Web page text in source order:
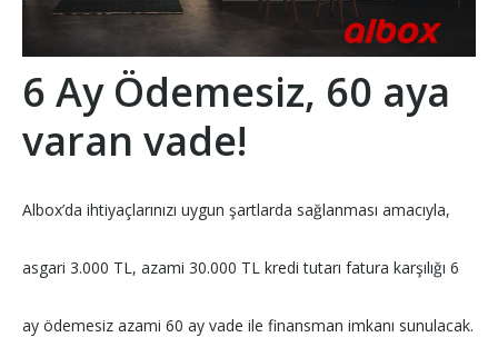
6 Ay Ödemesiz, 60 aya
varan vade!
Albox’da ihtiyaçlarınızı uygun şartlarda sağlanması amacıyla,
asgari 3.000 TL, azami 30.000 TL kredi tutarı fatura karşılığı 6
ay ödemesiz azami 60 ay vade ile finansman imkanı sunulacak.